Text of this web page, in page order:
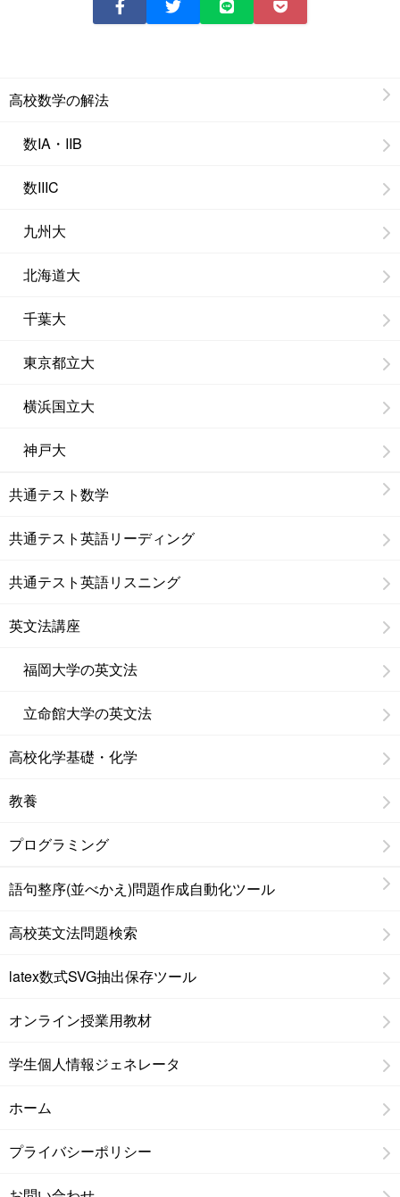
高校数学の解法
数IA・IIB
数IIIC
九州大
北海道大
千葉大
東京都立大
横浜国立大
神戸大
共通テスト数学
共通テスト英語リーディング
共通テスト英語リスニング
英文法講座
福岡大学の英文法
立命館大学の英文法
高校化学基礎・化学
教養
プログラミング
語句整序(並べかえ)問題作成自動化ツール
高校英文法問題検索
latex数式SVG抽出保存ツール
オンライン授業用教材
学生個人情報ジェネレータ
ホーム
プライバシーポリシー